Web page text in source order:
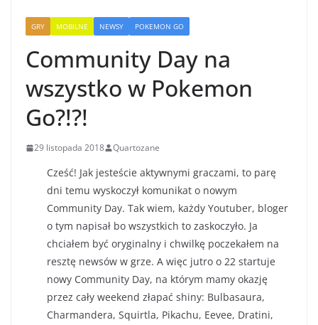
GRY MOBILNE NEWSY POKEMON GO
Community Day na
wszystko w Pokemon
Go?!?!
29 listopada 2018 Quartozane
Cześć! Jak jesteście aktywnymi graczami, to parę
dni temu wyskoczył komunikat o nowym
Community Day. Tak wiem, każdy Youtuber, bloger
o tym napisał bo wszystkich to zaskoczyło. Ja
chciałem być oryginalny i chwilkę poczekałem na
resztę newsów w grze. A więc jutro o 22 startuje
nowy Community Day, na którym mamy okazję
przez cały weekend złapać shiny: Bulbasaura,
Charmandera, Squirtla, Pikachu, Eevee, Dratini,